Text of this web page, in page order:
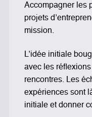
Accompagner les
projets
mission.
L’idée initiale
avec les
rencontres. Les
expériences sont
initiale et donner